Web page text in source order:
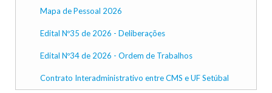
Mapa de Pessoal 2026
Edital Nº35 de 2026 - Deliberações
Edital Nº34 de 2026 - Ordem de Trabalhos
Contrato Interadministrativo entre CMS e UF Setúbal